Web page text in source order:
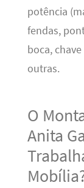
potência
fendas,
boca,
outras.
O
Anita